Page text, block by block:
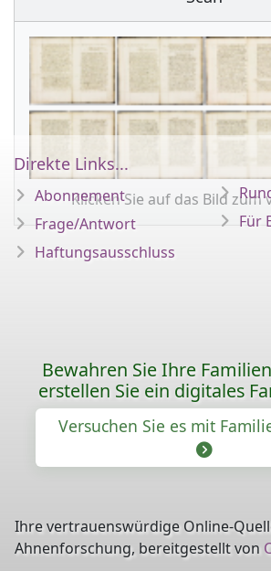
Klicken Sie auf das Bild zum
Direkte Links...
Abonnement
Frage/Antwort
Haftungsausschluss
Für
Bewahren Sie Ihre
erstellen Sie ein digitales
Versuchen Sie es mit
Ihre vertrauenswürdige Online-
Ahnenforschung, bereitgestellt von